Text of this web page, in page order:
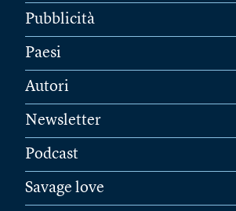
Pubblicità
Paesi
Autori
Newsletter
Podcast
Savage love